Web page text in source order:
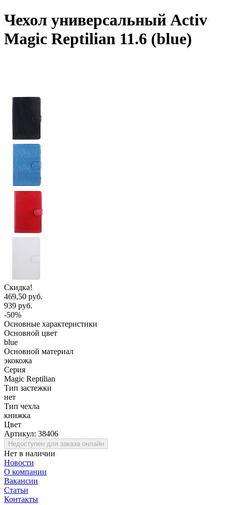
Чехол универсальный Activ
Magic Reptilian 11.6 (blue)
Скидка!
469,50 руб.
939 руб.
-50%
Основные характеристики
Основной цвет
blue
Основной материал
экокожа
Серия
Magic Reptilian
Тип застежки
нет
Тип чехла
книжка
Цвет
Артикул: 38406
Недоступен для заказа онлайн
Нет в наличии
Новости
О компании
Вакансии
Статьи
Контакты